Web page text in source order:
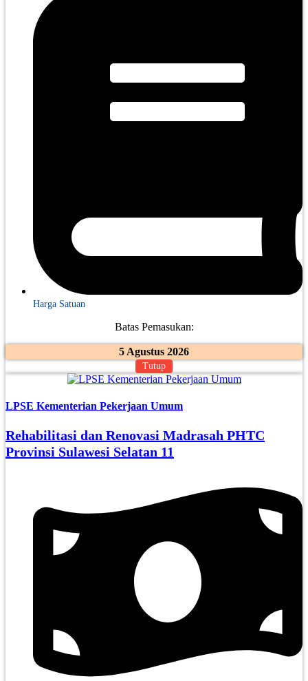
Harga Satuan
Batas Pemasukan:
5 Agustus 2026
Tutup
LPSE Kementerian Pekerjaan Umum
Rehabilitasi dan Renovasi Madrasah PHTC
Provinsi Sulawesi Selatan 11